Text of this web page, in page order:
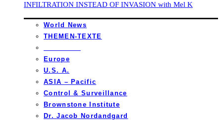
INFILTRATION INSTEAD OF INVASION with Mel K
World News
THEMEN-TEXTE
Europe
U.S. A.
ASIA – Pacific
Control & Surveillance
Brownstone Institute
Dr. Jacob Nordandgard